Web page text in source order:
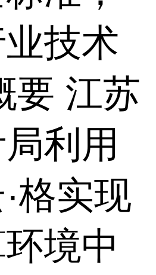
技术
要 江苏
利用
格实现
境中